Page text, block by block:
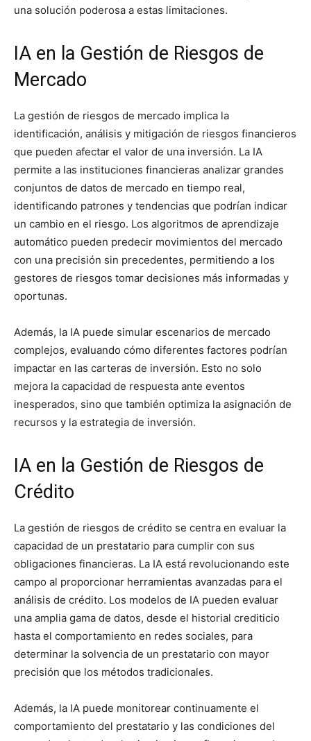
una solución poderosa a estas limitaciones.
IA en la Gestión de Riesgos de
Mercado
La gestión de riesgos de mercado implica la
identificación, análisis y mitigación de riesgos financieros
que pueden afectar el valor de una inversión. La IA
permite a las instituciones financieras analizar grandes
conjuntos de datos de mercado en tiempo real,
identificando patrones y tendencias que podrían indicar
un cambio en el riesgo. Los algoritmos de aprendizaje
automático pueden predecir movimientos del mercado
con una precisión sin precedentes, permitiendo a los
gestores de riesgos tomar decisiones más informadas y
oportunas.
Además, la IA puede simular escenarios de mercado
complejos, evaluando cómo diferentes factores podrían
impactar en las carteras de inversión. Esto no solo
mejora la capacidad de respuesta ante eventos
inesperados, sino que también optimiza la asignación de
recursos y la estrategia de inversión.
IA en la Gestión de Riesgos de
Crédito
La gestión de riesgos de crédito se centra en evaluar la
capacidad de un prestatario para cumplir con sus
obligaciones financieras. La IA está revolucionando este
campo al proporcionar herramientas avanzadas para el
análisis de crédito. Los modelos de IA pueden evaluar
una amplia gama de datos, desde el historial crediticio
hasta el comportamiento en redes sociales, para
determinar la solvencia de un prestatario con mayor
precisión que los métodos tradicionales.
Además, la IA puede monitorear continuamente el
comportamiento del prestatario y las condiciones del